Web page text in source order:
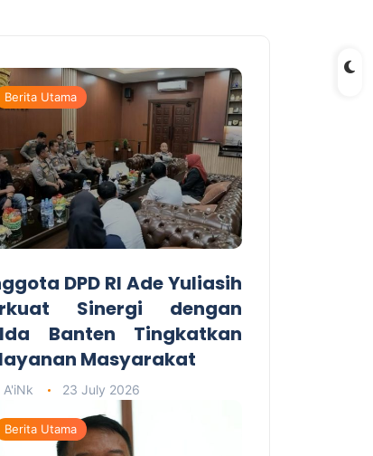
Berita Utama
DPD RI Ade Yuliasih
Sinergi dengan
Banten Tingkatkan
Masyarakat
A'iNk 23 July 2026
Berita Utama